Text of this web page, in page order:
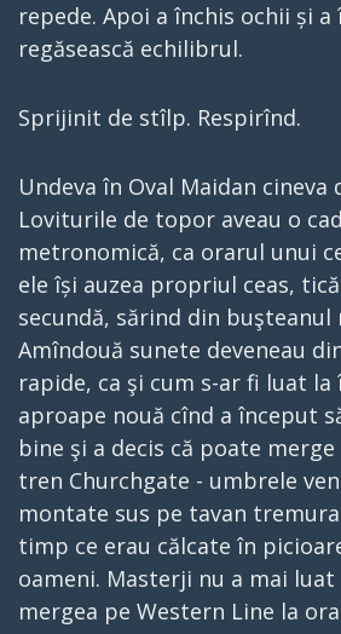
repede. Apoi a închis ochii și a
regăsească echilibrul.
Sprijinit de stîlp. Respirînd.
Undeva în Oval Maidan cineva
Loviturile de topor aveau o
metronomică, ca orarul unui
ele își auzea propriul ceas,
secundă, sărind din buşteanul
Amîndouă sunete deveneau
rapide, ca şi cum s-ar fi luat la
aproape nouă cînd a început
bine şi a decis că poate
tren Churchgate - umbrele
montate sus pe tavan
timp ce erau călcate în
oameni. Masterji nu a mai
mergea pe Western Line la